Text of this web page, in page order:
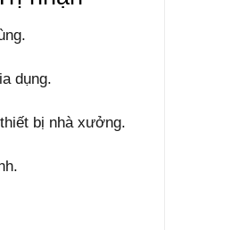
dụng.
bị nhà xưởng.